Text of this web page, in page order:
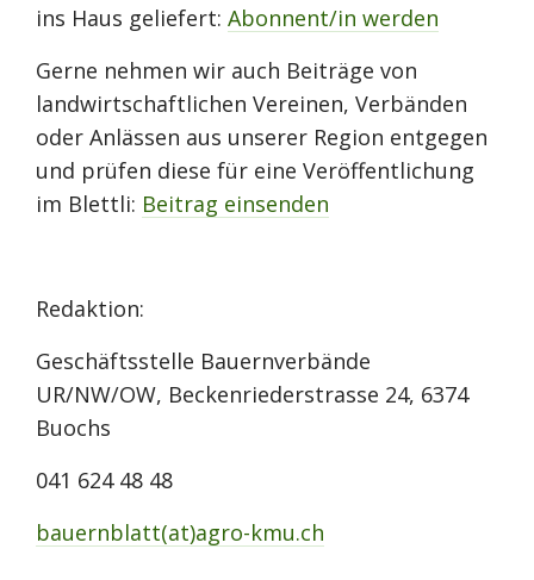
ins Haus geliefert: Abonnent/in werden
Gerne nehmen wir auch Beiträge von
landwirtschaftlichen Vereinen, Verbänden
oder Anlässen aus unserer Region entgegen
und prüfen diese für eine Veröffentlichung
im Blettli: Beitrag einsenden
Redaktion:
Geschäftsstelle Bauernverbände
UR/NW/OW, Beckenriederstrasse 24, 6374
Buochs
041 624 48 48
bauernblatt(at)agro-kmu.ch